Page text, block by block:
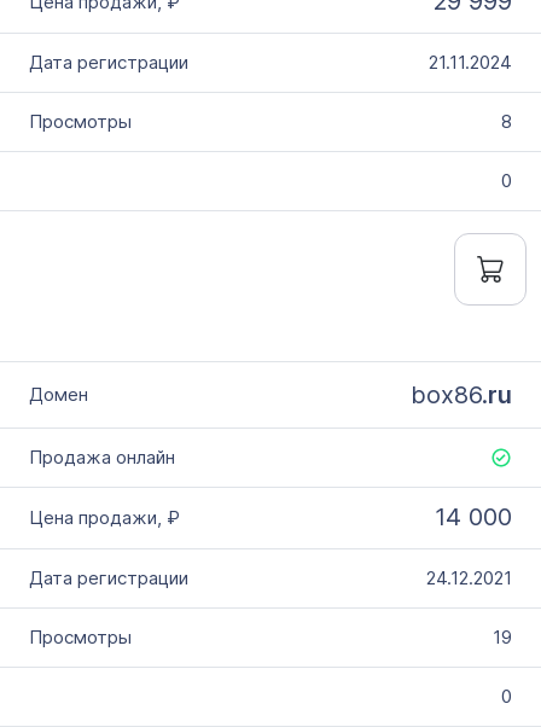
21.11.2024
8
0
box86.ru
14 000
24.12.2021
19
0